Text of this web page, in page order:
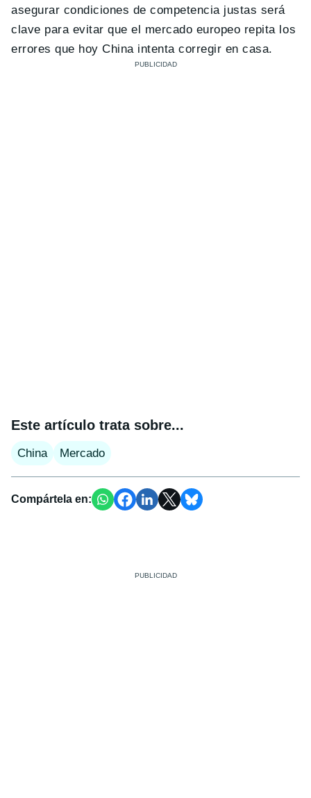
asegurar condiciones de competencia justas será
clave para evitar que el mercado europeo repita los
errores que hoy China intenta corregir en casa.
Este artículo trata sobre...
China Mercado
Compártela en: